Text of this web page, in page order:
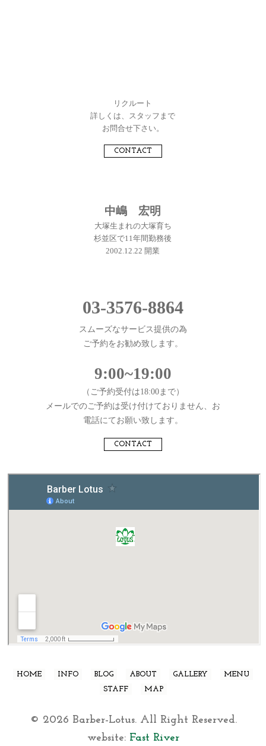
リクルート
詳しくは、スタッフまで
お問合せ下さい。
CONTACT
中嶋 宏明
大塚生まれの大塚育ち
杉並区で11年間勤務後
2002.12.22 開業
03-3576-8864
スムーズなサービス提供の為
ご予約をお勧め致します。
9:00~19:00
（ご予約受付は18:00まで）
メールでのご予約は受け付けておりません、お
電話にてお願い致します。
CONTACT
HOME INFO BLOG ABOUT GALLERY
MENU
STAFF
MAP
© 2026 Barber-Lotus. All Right Reserved.
website: Fast River